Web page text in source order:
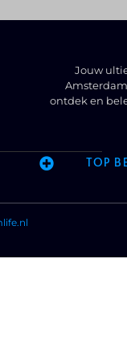
Jouw
ontdek en
TOP